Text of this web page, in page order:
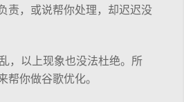
责，或说帮你处理，却迟迟没
，以上现象也没法杜绝。所
帮你做谷歌优化。